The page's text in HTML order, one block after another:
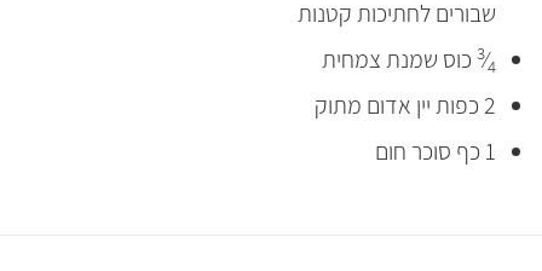
שבורים לחתיכות קטנות
3⁄4 כוס שמנת צמחית
2 כפות יין אדום מתוק
1 כף סוכר חום